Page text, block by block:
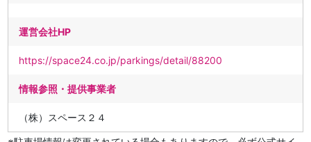
運営会社HP
https://space24.co.jp/parkings/detail/88200
情報参照・提供事業者
（株）スペース２４